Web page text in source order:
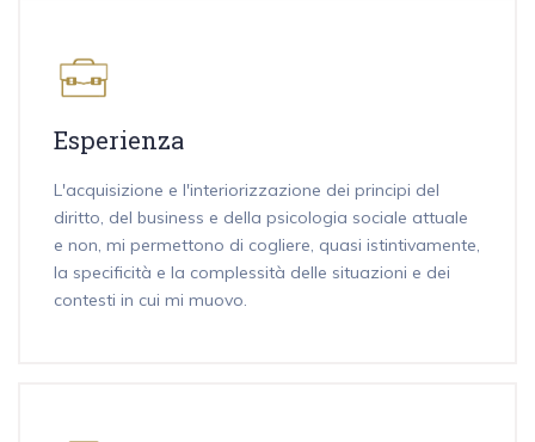
Esperienza
L'acquisizione e l'interiorizzazione dei principi del
diritto, del business e della psicologia sociale attuale
e non, mi permettono di cogliere, quasi istintivamente,
la specificità e la complessità delle situazioni e dei
contesti in cui mi muovo.